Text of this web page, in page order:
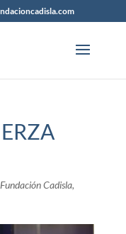
Fundación Cadisla,